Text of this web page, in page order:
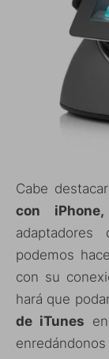
Cabe
con
adaptadores
podemos
con su
hará que
de iTunes